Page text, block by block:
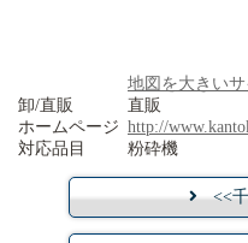
地図を大きい
卸/直販
直販
ホームページ http://
対応品目
粉砕機
<<